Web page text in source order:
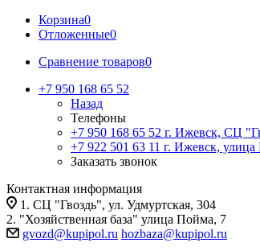
Корзина0
Отложенные0
Сравнение товаров0
+7 950 168 65 52
Назад
Телефоны
+7 950 168 65 52 г. Ижевск, СЦ
+7 922 501 63 11 г. Ижевск, улица
Заказать звонок
Контактная информация
1. СЦ "Гвоздь", ул. Удмуртская, 304
2. "Хозяйственная база" улица Пойма, 7
gvozd@kupipol.ru hozbaza@kupipol.ru